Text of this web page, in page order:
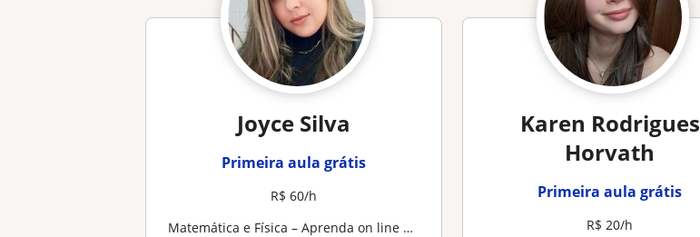
Joyce Silva
Primeira aula grátis
R$ 60/h
Matemática e Física – Aprenda on line de forma simples e sem medo!
Karen Rodrigues
Horvath
Primeira aula grátis
R$ 20/h